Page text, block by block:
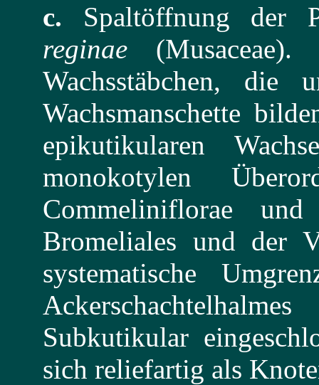
c. Spaltöffnung der
reginae (Musaceae).
Wachsstäbchen,
Wachsmanschette
epikutikularen
monokotylen
Commeliniflorae
Bromeliales und der
systematische
Subkutikular
sich reliefartig als